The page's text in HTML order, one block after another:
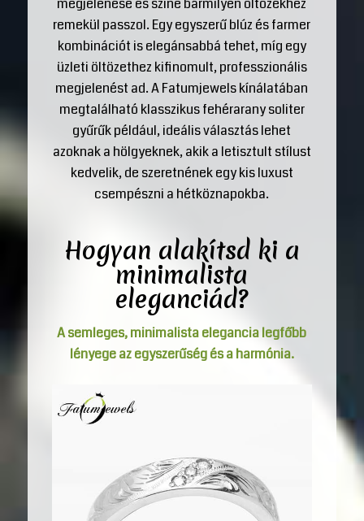
remekül passzol. Egy egyszerű blúz és farmer
kombinációt is elegánsabbá tehet, míg egy
üzleti öltözethez kifinomult, professzionális
megjelenést ad. A Fatumjewels kínálatában
megtalálható klasszikus fehérarany soliter
gyűrűk például, ideális választás lehet
azoknak a hölgyeknek, akik a letisztult stílust
kedvelik, de szeretnének egy kis luxust
csempészni a hétköznapokba.
Hogyan alakítsd ki a
minimalista
eleganciád?
A semleges, minimalista elegancia legfőbb
lényege az egyszerűség és a harmónia.